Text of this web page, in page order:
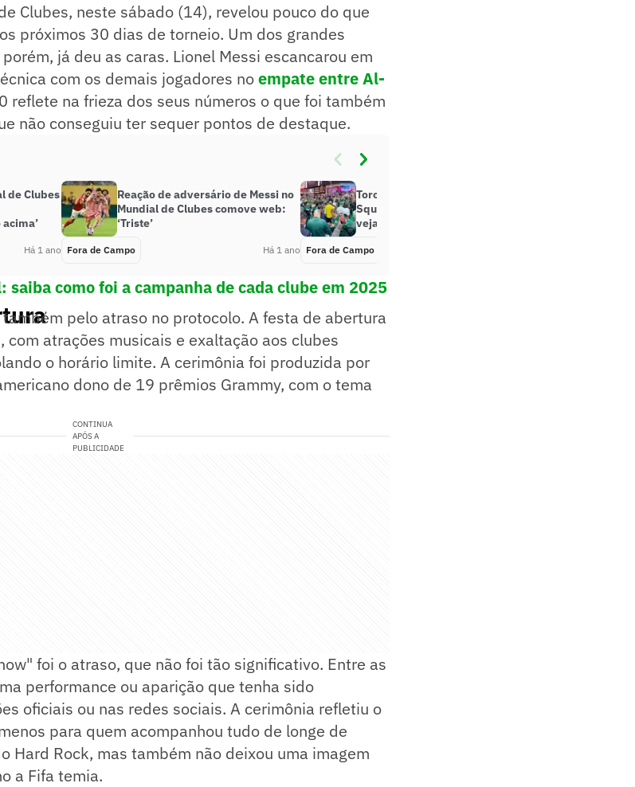
Clubes, neste sábado (14), revelou pouco do que
próximos 30 dias de torneio. Um dos grandes
já deu as caras. Lionel Messi escancarou em
com os demais jogadores noempate entre Al-
reflete na frieza dos seus números o que foi também
não conseguiu ter sequer pontos de destaque.
de Clubes
Há 1 ano
Reação de adversário de Messi no
Mundial de Clubes comove web:
‘Triste’
Fora de Campo Há 1 ano
Torcida do Palmeiras invade Times
Square e faz festa em Nova York;
veja vídeo
Fora de Campo
saiba como foi a campanha de cada clube em 2025
pelo atraso no protocolo. A festa de abertura
atrações musicais e exaltação aos clubes
o horário limite. A cerimônia foi produzida por
dono de 19 prêmios Grammy, com o tema
CONTINUA
APÓS A
PUBLICIDADE
foi o atraso, que não foi tão significativo. Entre as
performance ou aparição que tenha sido
oficiais ou nas redes sociais. A cerimônia refletiu o
para quem acompanhou tudo de longe de
Hard Rock, mas também não deixou uma imagem
a Fifa temia.